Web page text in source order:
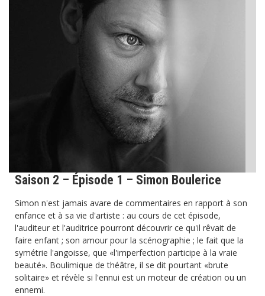
Saison 2 – Épisode 1 – Simon Boulerice
Simon n'est jamais avare de commentaires en rapport à son
enfance et à sa vie d'artiste : au cours de cet épisode,
l'auditeur et l'auditrice pourront découvrir ce qu'il rêvait de
faire enfant ; son amour pour la scénographie ; le fait que la
symétrie l'angoisse, que «l'imperfection participe à la vraie
beauté». Boulimique de théâtre, il se dit pourtant «brute
solitaire» et révèle si l'ennui est un moteur de création ou un
ennemi.